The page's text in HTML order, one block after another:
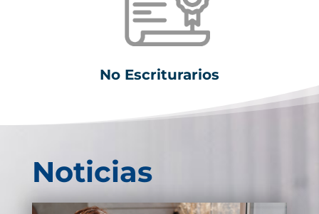
No Escriturarios
Noticias